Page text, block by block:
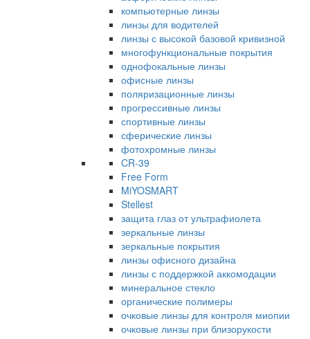
компьютерные линзы
линзы для водителей
линзы с высокой базовой кривизной
многофункциональные покрытия
однофокальные линзы
офисные линзы
поляризационные линзы
прогрессивные линзы
спортивные линзы
сферические линзы
фотохромные линзы
CR-39
Free Form
MiYOSMART
Stellest
защита глаз от ультрафиолета
зеркальные линзы
зеркальные покрытия
линзы офисного дизайна
линзы с поддержкой аккомодации
минеральное стекло
органические полимеры
очковые линзы для контроля миопии
очковые линзы при близорукости